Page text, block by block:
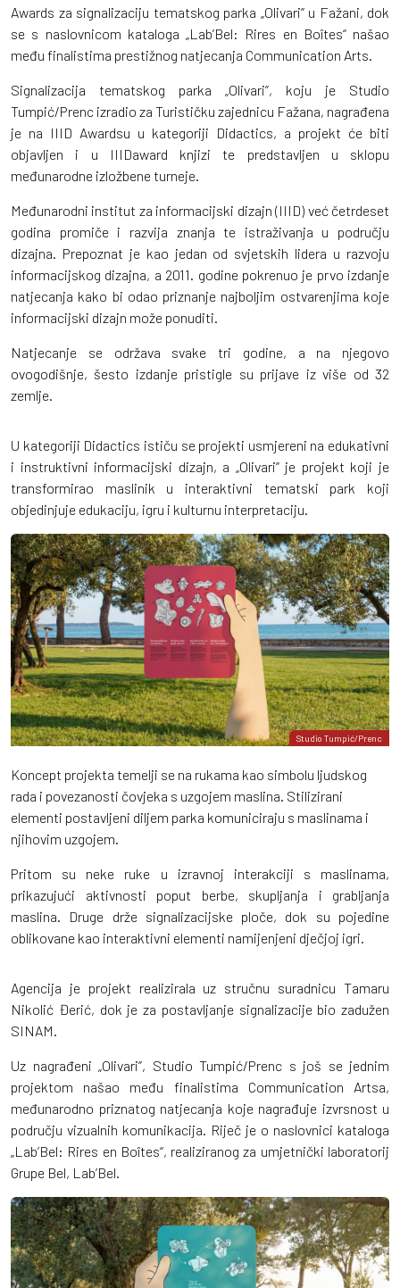
Awards za signalizaciju tematskog parka „Olivari” u Fažani, dok
se s naslovnicom kataloga „Lab’Bel: Rires en Boîtes“ našao
među finalistima prestižnog natjecanja Communication Arts.
Signalizacija tematskog parka „Olivari”, koju je Studio
Tumpić/Prenc izradio za Turističku zajednicu Fažana, nagrađena
je na IIID Awardsu u kategoriji Didactics, a projekt će biti
objavljen i u IIIDaward knjizi te predstavljen u sklopu
međunarodne izložbene turneje.
Međunarodni institut za informacijski dizajn (IIID) već četrdeset
godina promiče i razvija znanja te istraživanja u području
dizajna. Prepoznat je kao jedan od svjetskih lidera u razvoju
informacijskog dizajna, a 2011. godine pokrenuo je prvo izdanje
natjecanja kako bi odao priznanje najboljim ostvarenjima koje
informacijski dizajn može ponuditi.
Natjecanje se održava svake tri godine, a na njegovo
ovogodišnje, šesto izdanje pristigle su prijave iz više od 32
zemlje.
U kategoriji Didactics ističu se projekti usmjereni na edukativni
i instruktivni informacijski dizajn, a „Olivari” je projekt koji je
transformirao maslinik u interaktivni tematski park koji
objedinjuje edukaciju, igru i kulturnu interpretaciju.
Studio Tumpić/Prenc
Koncept projekta temelji se na rukama kao simbolu ljudskog
rada i povezanosti čovjeka s uzgojem maslina. Stilizirani
elementi postavljeni diljem parka komuniciraju s maslinama i
njihovim uzgojem.
Pritom su neke ruke u izravnoj interakciji s maslinama,
prikazujući aktivnosti poput berbe, skupljanja i grabljanja
maslina. Druge drže signalizacijske ploče, dok su pojedine
oblikovane kao interaktivni elementi namijenjeni dječjoj igri.
Agencija je projekt realizirala uz stručnu suradnicu Tamaru
Nikolić Đerić, dok je za postavljanje signalizacije bio zadužen
SINAM.
Uz nagrađeni „Olivari”, Studio Tumpić/Prenc s još se jednim
projektom našao među finalistima Communication Artsa,
međunarodno priznatog natjecanja koje nagrađuje izvrsnost u
području vizualnih komunikacija. Riječ je o naslovnici kataloga
„Lab’Bel: Rires en Boîtes“, realiziranog za umjetnički laboratorij
Grupe Bel, Lab’Bel.